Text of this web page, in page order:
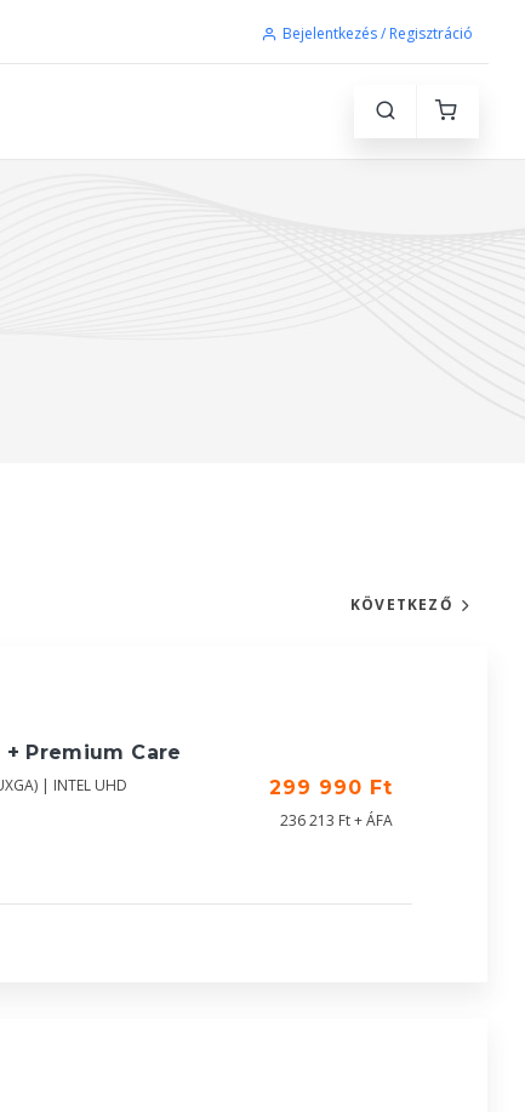
Bejelentkezés / Regisztráció
KÖVETKEZŐ
+ Premium Care
| INTEL UHD
299 990 Ft
236 213 Ft + ÁFA